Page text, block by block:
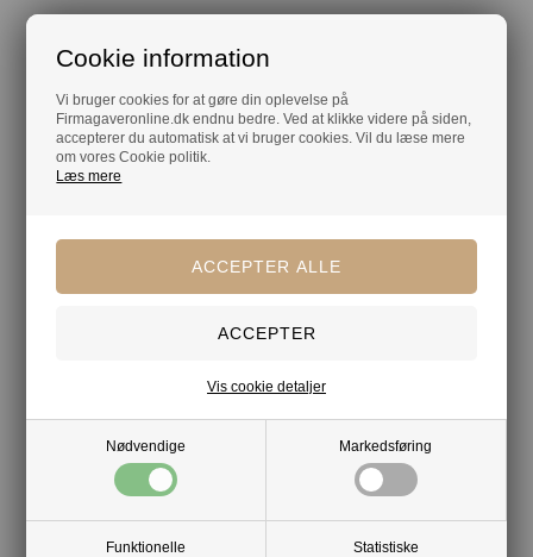
Cookie information
Vi bruger cookies for at gøre din oplevelse på
Firmagaveronline.dk endnu bedre. Ved at klikke videre på siden,
accepterer du automatisk at vi bruger cookies. Vil du læse mere
om vores Cookie politik.
Læs mere
Nødvendige Markedsføring
Funktionelle Statistiske
Vis cookie detaljer
Lagerførende
Gratis kort med hilsen og firmalogo